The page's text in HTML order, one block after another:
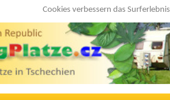
Cookies verbessern das